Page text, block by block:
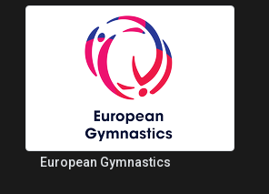
European Gymnastics